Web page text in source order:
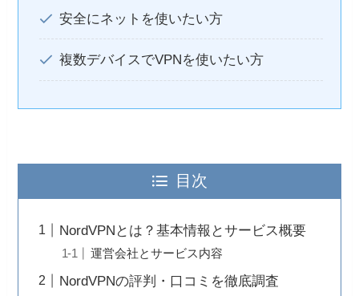
安全にネットを使いたい方
複数デバイスでVPNを使いたい方
目次
NordVPNとは？基本情報とサービス概要
運営会社とサービス内容
NordVPNの評判・口コミを徹底調査